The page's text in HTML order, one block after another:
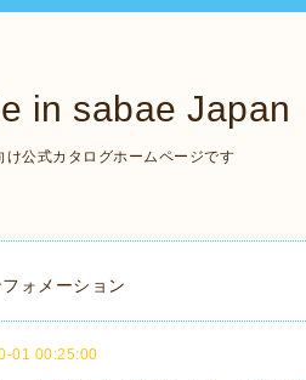
in sabae Japan
公式カタログホームページです
ォメーション
01 00:25:00